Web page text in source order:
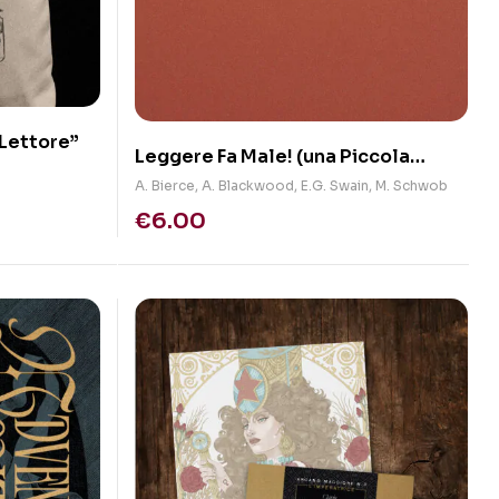
Leggere Fa Male! (una Piccola
Guida Tascabile ai pericoli della
Lettura)
A. Bierce, A. Blackwood, E.G. Swain, M. Schwob
€6.00